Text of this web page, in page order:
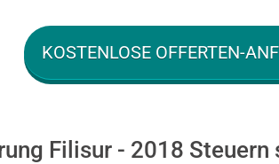
KOSTENLOSE OFFERTEN-
Filisur - 2018 Steuern